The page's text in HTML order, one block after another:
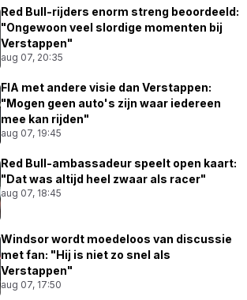
Red Bull-rijders enorm streng beoordeeld:
"Ongewoon veel slordige momenten bij
Verstappen"
aug 07, 20:35
FIA met andere visie dan Verstappen:
"Mogen geen auto's zijn waar iedereen
mee kan rijden"
aug 07, 19:45
Red Bull-ambassadeur speelt open kaart:
"Dat was altijd heel zwaar als racer"
aug 07, 18:45
Windsor wordt moedeloos van discussie
met fan: "Hij is niet zo snel als
Verstappen"
aug 07, 17:50